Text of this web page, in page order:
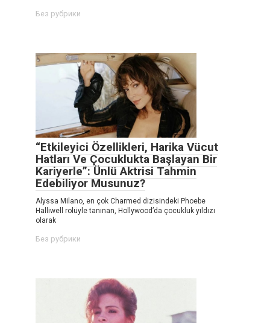
Без рубрики
“Etkileyici Özellikleri, Harika Vücut
Hatları Ve Çocuklukta Başlayan Bir
Kariyerle”: Ünlü Aktrisi Tahmin
Edebiliyor Musunuz?
Alyssa Milano, en çok Charmed dizisindeki Phoebe
Halliwell rolüyle tanınan, Hollywood’da çocukluk yıldızı
olarak
Без рубрики